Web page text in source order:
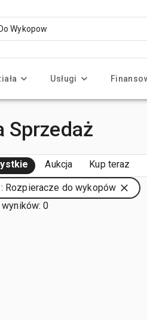
Usługi
Sprzedaż
Aukcja Kup teraz
Rozpieracze do wykopów
0